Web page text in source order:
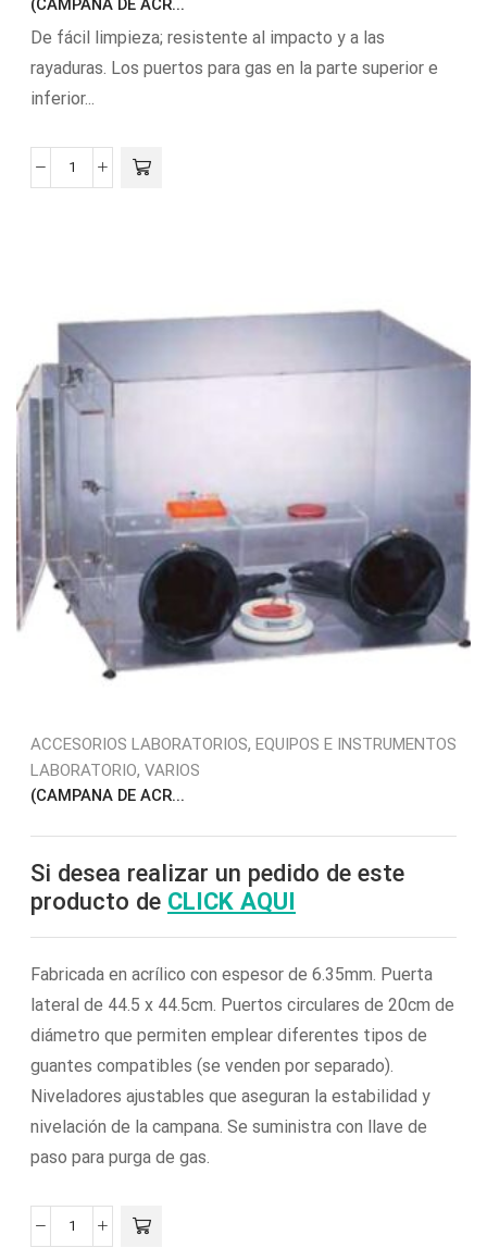
(CAMPANA DE ACR...
De fácil limpieza; resistente al impacto y a las
rayaduras. Los puertos para gas en la parte superior e
inferior...
ACCESORIOS LABORATORIOS, EQUIPOS E INSTRUMENTOS
LABORATORIO, VARIOS
(CAMPANA DE ACR...
Si desea realizar un pedido de este
producto de CLICK AQUI
Fabricada en acrílico con espesor de 6.35mm. Puerta
lateral de 44.5 x 44.5cm. Puertos circulares de 20cm de
diámetro que permiten emplear diferentes tipos de
guantes compatibles (se venden por separado).
Niveladores ajustables que aseguran la estabilidad y
nivelación de la campana. Se suministra con llave de
paso para purga de gas.